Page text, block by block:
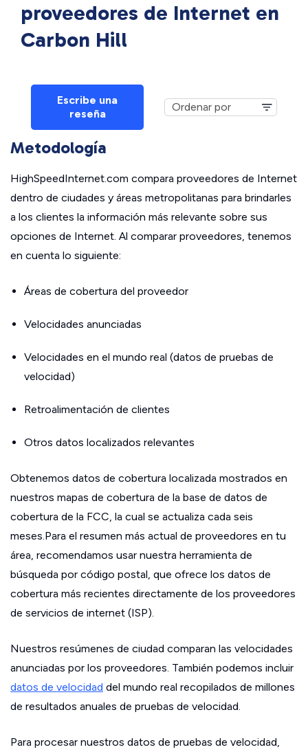
proveedores de Internet en
Carbon Hill
Escribe una
reseña
Metodología
HighSpeedInternet.com compara proveedores de Internet
dentro de ciudades y áreas metropolitanas para brindarles
a los clientes la información más relevante sobre sus
opciones de Internet. Al comparar proveedores, tenemos
en cuenta lo siguiente:
Áreas de cobertura del proveedor
Velocidades anunciadas
Velocidades en el mundo real (datos de pruebas de
velocidad)
Retroalimentación de clientes
Otros datos localizados relevantes
Obtenemos datos de cobertura localizada mostrados en
nuestros mapas de cobertura de la base de datos de
cobertura de la FCC, la cual se actualiza cada seis
meses.Para el resumen más actual de proveedores en tu
área, recomendamos usar nuestra herramienta de
búsqueda por código postal, que ofrece los datos de
cobertura más recientes directamente de los proveedores
de servicios de internet (ISP).
Nuestros resúmenes de ciudad comparan las velocidades
anunciadas por los proveedores. También podemos incluir
datos de velocidad del mundo real recopilados de millones
de resultados anuales de pruebas de velocidad.
Para procesar nuestros datos de pruebas de velocidad,